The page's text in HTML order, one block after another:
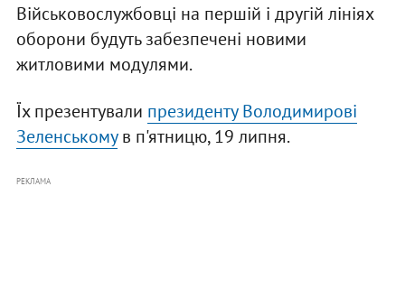
Військовослужбовці на першій і другій лініях
оборони будуть забезпечені новими
житловими модулями.
Їх презентували президенту Володимирові
Зеленськомув п'ятницю, 19 липня.
РЕКЛАМА